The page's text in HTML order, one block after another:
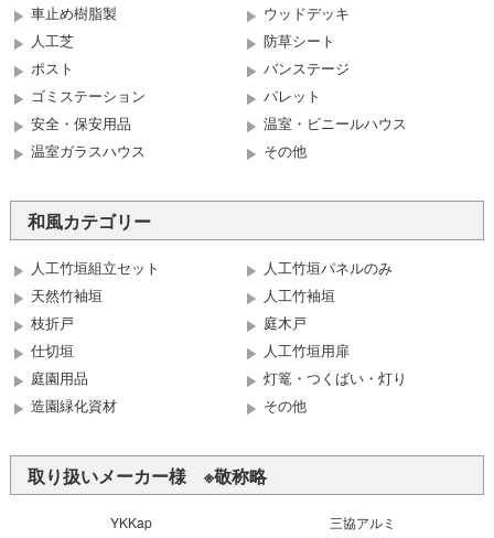
車止め樹脂製
ウッドデッキ
人工芝
防草シート
ポスト
バンステージ
ゴミステーション
パレット
安全・保安用品
温室・ビニールハウス
温室ガラスハウス
その他
和風カテゴリー
人工竹垣組立セット
人工竹垣パネルのみ
天然竹袖垣
人工竹袖垣
枝折戸
庭木戸
仕切垣
人工竹垣用扉
庭園用品
灯篭・つくばい・灯り
造園緑化資材
その他
取り扱いメーカー様 ※敬称略
YKKap 三協アルミ